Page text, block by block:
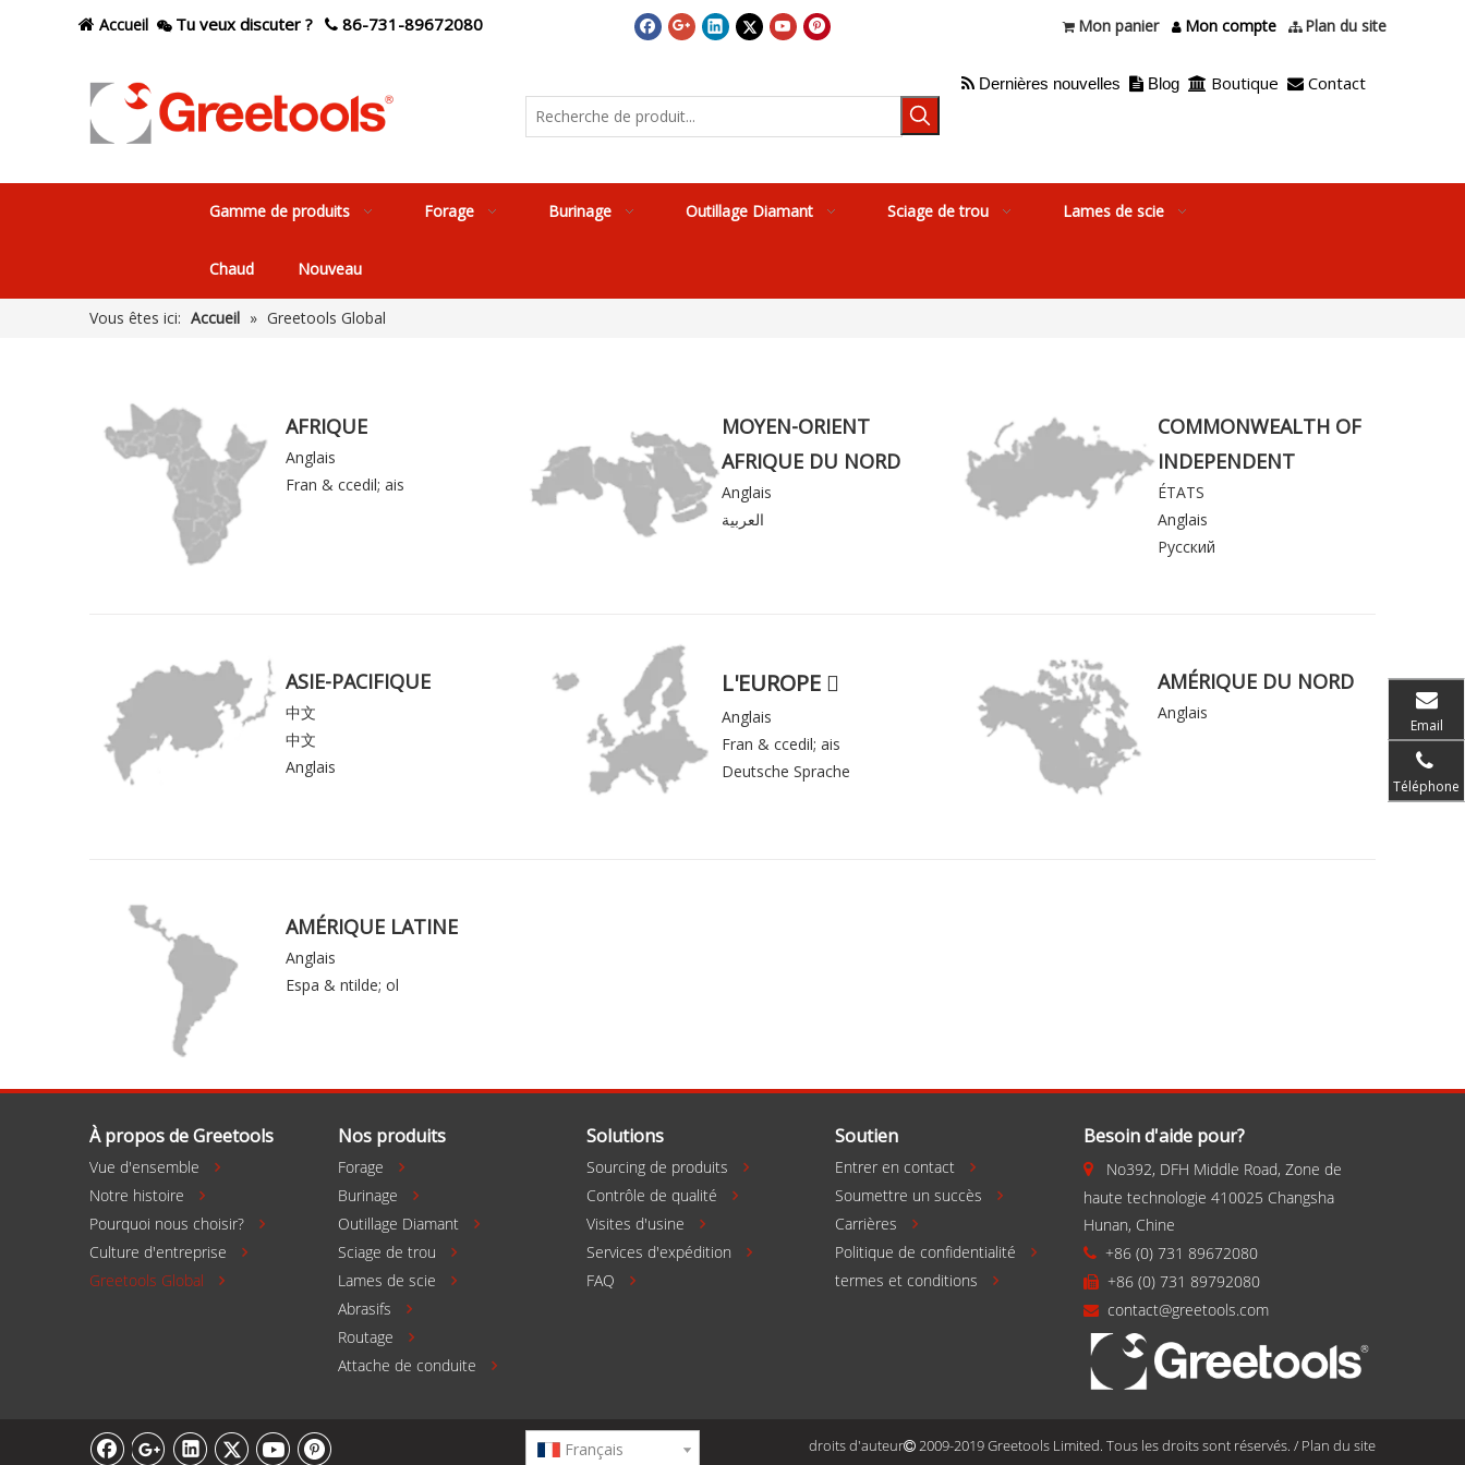
 Accueil  Tu veux discuter ?  86-731-89672080  Mon panier  Mon compte  Plan du site
 Dernières nouvelles  Blog  Boutique  Contact
Gamme de produits Forage Burinage Outillage Diamant Sciage de trou Lames de scie
Chaud Nouveau
Vous êtes ici: Accueil » Greetools Global
AFRIQUE
Anglais
Fran & ccedil; ais
MOYEN-ORIENT
AFRIQUE DU NORD
Anglais
العربية
COMMONWEALTH OF
INDEPENDENT
ÉTATS
Anglais
Русский
ASIE-PACIFIQUE
中文
中文
Anglais
L'EUROPE 
Anglais
Fran & ccedil; ais
Deutsche Sprache
AMÉRIQUE DU NORD
Anglais
AMÉRIQUE LATINE
Anglais
Espa & ntilde; ol
À propos de Greetools
Vue d'ensemble 
Notre histoire 
Pourquoi nous choisir? 
Culture d'entreprise 
Greetools Global 
Nos produits
Forage 
Burinage 
Outillage Diamant 
Sciage de trou 
Lames de scie 
Abrasifs 
Routage 
Attache de conduite 
Solutions
Sourcing de produits 
Contrôle de qualité 
Visites d'usine 
Services d'expédition 
FAQ 
Soutien
Entrer en contact 
Soumettre un succès 
Carrières 
Politique de confidentialité 
termes et conditions 
Besoin d'aide pour?
 No392, DFH Middle Road, Zone de
haute technologie 410025 Changsha
Hunan, Chine
 +86 (0) 731 89672080
 +86 (0) 731 89792080
 contact@greetools.com
Email
Téléphone
Français droits d'auteur 2009-2019 Greetools Limited. Tous les droits sont réservés. / Plan du site